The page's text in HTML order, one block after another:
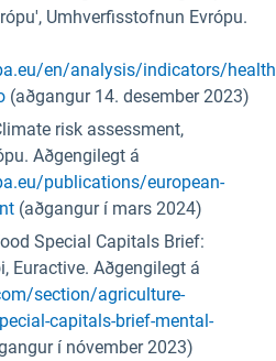
Umhverfisstofnun Evrópu.
en/analysis/indicators/
(aðgangur 14. desember 2023)
risk assessment,
Aðgengilegt á
publications/european-
(aðgangur í mars 2024)
Special Capitals Brief:
Euractive. Aðgengilegt á
section/agriculture-
capitals-brief-mental-
í nóvember 2023)